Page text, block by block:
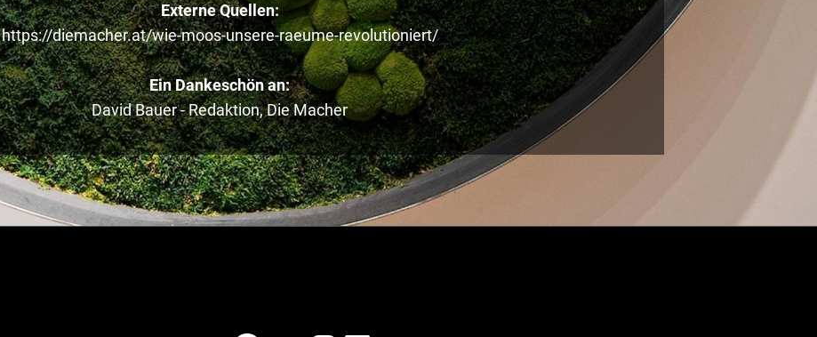
Externe Quellen:
https://diemacher.at/wie-moos-unsere-raeume-revolutioniert/
Ein Dankeschön an:
David Bauer - Redaktion, Die Macher